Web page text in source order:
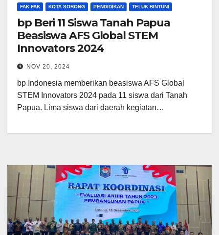
FAK FAK KOTA SORONG PENDIDIKAN TELUK BINTUNI
bp Beri 11 Siswa Tanah Papua
Beasiswa AFS Global STEM
Innovators 2024
NOV 20, 2024
bp Indonesia memberikan beasiswa AFS Global
STEM Innovators 2024 pada 11 siswa dari Tanah
Papua. Lima siswa dari daerah kegiatan…